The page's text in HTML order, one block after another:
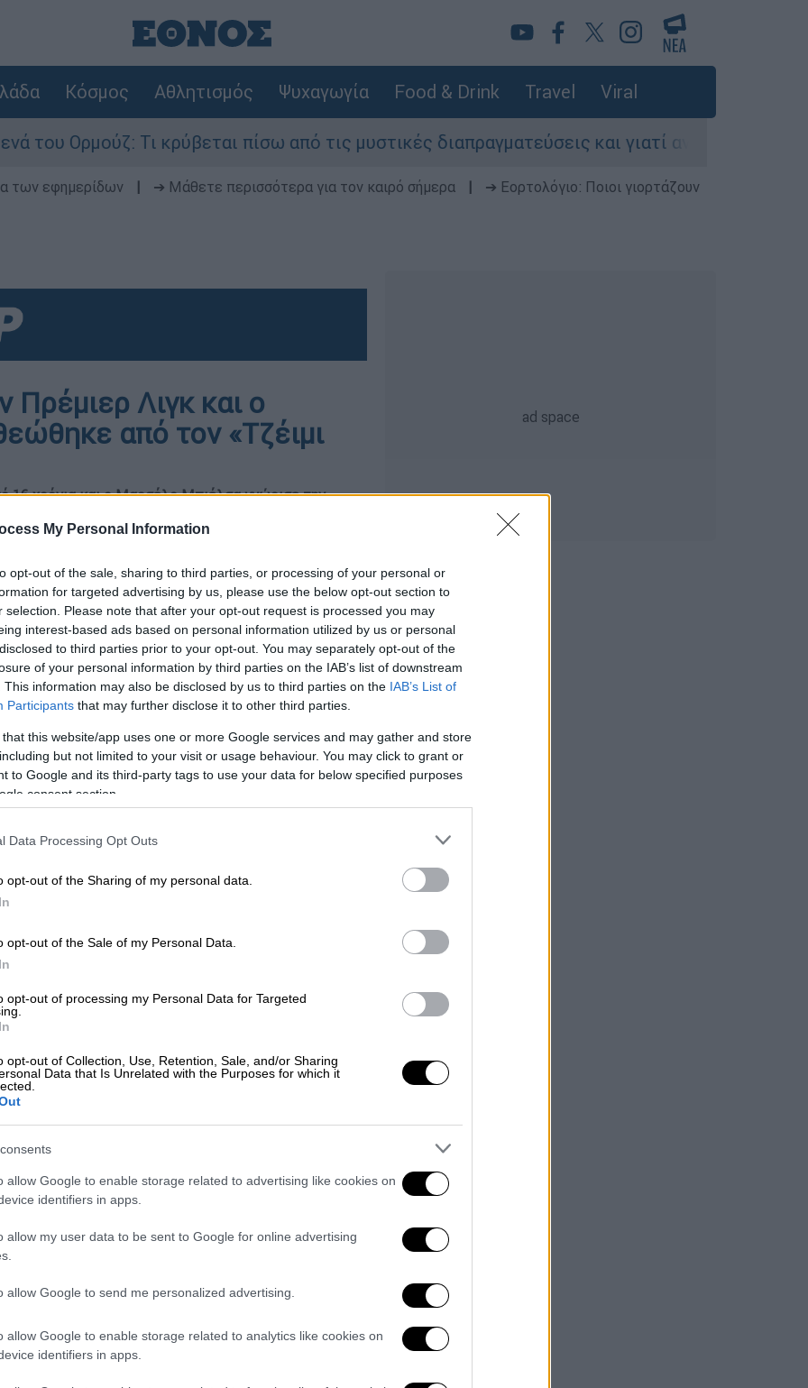
My Personal Information
opt-out of the sale, sharing to third parties, or processing of your personal or
for targeted advertising by us, please use the below opt-out section to
selection. Please note that after your opt-out request is processed you may
interest-based ads based on personal information utilized by us or personal
to third parties prior to your opt-out. You may separately opt-out of the
of your personal information by third parties on the IAB’s list of downstream
This information may also be disclosed by us to third parties on the IAB’s List of
Participants that may further disclose it to other third parties.
that this website/app uses one or more Google services and may gather and store
but not limited to your visit or usage behaviour. You may click to grant or
to Google and its third-party tags to use your data for below specified purposes
consent section.
Data Processing Opt Outs
opt-out of the Sharing of my personal data.
opt-out of the Sale of my Personal Data.
opt-out of processing my Personal Data for Targeted
opt-out of Collection, Use, Retention, Sale, and/or Sharing
Data that Is Unrelated with the Purposes for which it
allow Google to enable storage related to advertising like cookies on
identifiers in apps.
allow my user data to be sent to Google for online advertising
allow Google to send me personalized advertising.
allow Google to enable storage related to analytics like cookies on
identifiers in apps.
Κόσμος Αθλητισμός Ψυχαγωγία Food & Drink Travel Viral
Ορμούζ: Τι κρύβεται πίσω από τις μυστικές διαπραγματεύσεις και γιατί αντιδρούν οι ΗΠΑ
των εφημερίδων ➔ Μάθετε περισσότερα για τον καιρό σήμερα
➔ Εορτολόγιο: Ποιοι γιορτάζουν
Λιγκ και ο
από τον «Τζέιμι
16 χρόνια και ο Μαρσέλο Μπιέλσα γνώρισε την
«Τζέιμι Λάνιστερ»
το ΕΘΝΟΣ στη Google
2-1 σηματοδότησε την άνοδο των
τον προπονητή της ομάδας, Μαρσέλο
Ο ηθοποιόςΝικολάι Κόστερ
Λάνιστερστη σειρά «
και μέσω του BBC έστειλε μήνυμα
των φίλων της Λιντς, που είδαν την
χρόνων εκτός Πρέμιερ Λιγκ και να
τεχνικό. «Μαρσέλο πέρασαν
από την ημέρα που υποβιβαστήκαμε.